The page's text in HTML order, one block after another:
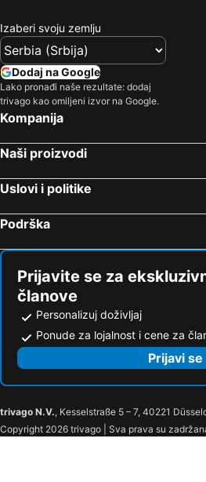
Izaberi svoju zemlju
Dodaj na Google
Lako pronađi naše rezultate: dodaj
trivago kao omiljeni izvor na Google.
Kompanija
Naši proizvodi
Uslovi i politike
Podrška
Prijavite se za
članove
Personalizuj doživljaj
Ponude za lojalnost i cene za
Prijavi se
trivago N.V., Kesselstraße 5 – 7, 40221
Copyright 2026 trivago | Sva prava su